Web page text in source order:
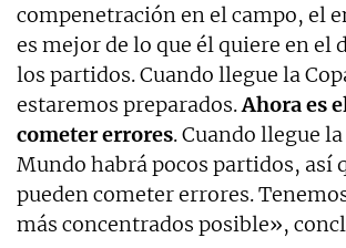
compenetración en el campo, el
es mejor de lo que él quiere en el
los partidos. Cuando llegue la
estaremos preparados.Ahora es
cometer errores. Cuando llegue
Mundo habrá pocos partidos, así
pueden cometer errores.
más concentrados posible»,